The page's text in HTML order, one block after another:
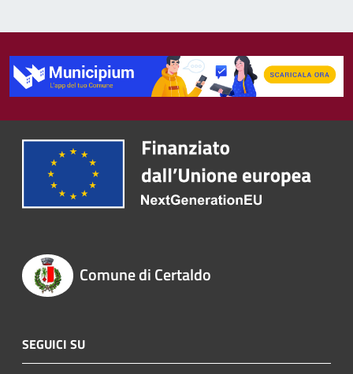
Comune di Certaldo
SEGUICI SU